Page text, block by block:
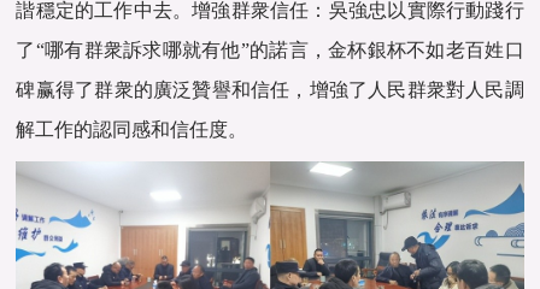
諧穩定的工作中去。增強群衆信任‌：‌吳強忠以實際行動踐行
了“哪有群衆訴求哪就有他”的諾言，金杯銀杯不如老百姓口
碑‌赢得了群衆的廣泛贊譽和信任，‌增強了人民群衆對人民調
解工作的認同感和信任度‌。‌‌